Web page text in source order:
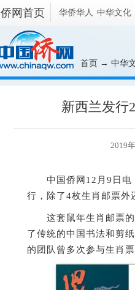
侨网首页 华侨华人 中华文化
首页 → 中华
新西兰发行
2019
中国侨网12月9日电
行，除了4枚生肖邮票外
这套鼠年生肖邮票的
了传统的中国书法和剪
的团队曾多次参与生肖票